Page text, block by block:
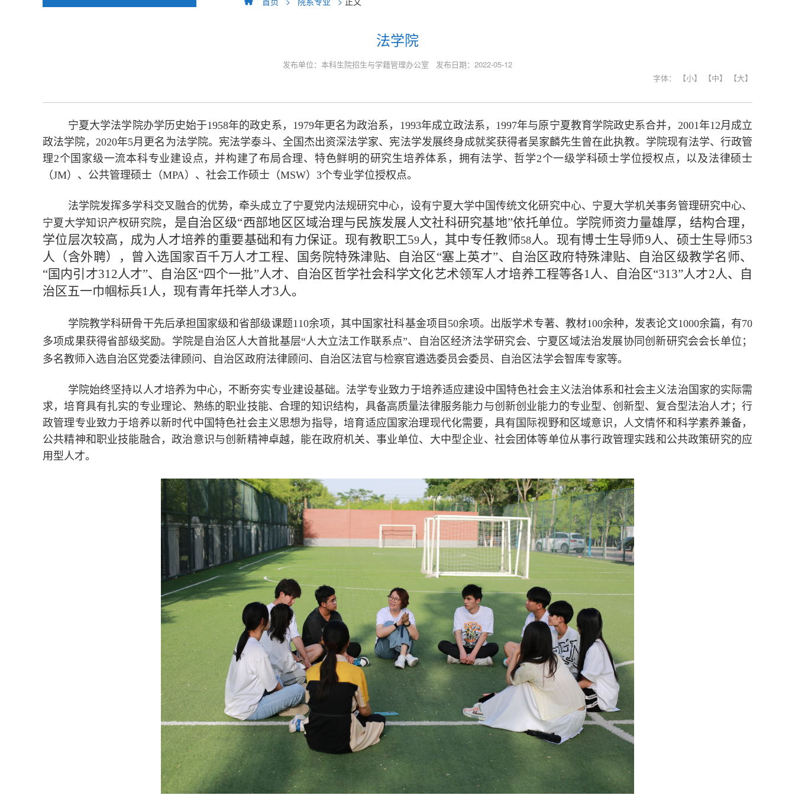
法学院
发布单位：本科生院招生与学籍管理办公室 发布日期：2022-05-12
字体：
【小】 【中】 【大】
宁夏大学法学院办学历史始于1958年的政史系，1979年更名为政治系，1993年成立政法系，1997年与原宁夏教育学院政史系合并，2001年12月成立
政法学院，2020年5月更名为法学院。宪法学泰斗、全国杰出资深法学家、宪法学发展终身成就奖获得者吴家麟先生曾在此执教。学院现有法学、行政管
理2个国家级一流本科专业建设点，并构建了布局合理、特色鲜明的研究生培养体系，拥有法学、哲学2个一级学科硕士学位授权点，以及法律硕士
（JM）、公共管理硕士（MPA）、社会工作硕士（MSW）3个专业学位授权点。
法学院发挥多学科交叉融合的优势，牵头成立了宁夏党内法规研究中心，设有宁夏大学中国传统文化研究中心、宁夏大学机关事务管理研究中心、
宁夏大学知识产权研究院， 是自治区级“西部地区区域治理与民族发展人文社科研究基地”依托单位。学院师资力量雄厚，结构合理，
学位层次较高，成为人才培养的重要基础和有力保证。现有教职工59人，其中专任教师58人。现有博士生导师9人、硕士生导师53
人（含外聘），曾入选国家百千万人才工程、国务院特殊津贴、自治区“塞上英才”、自治区政府特殊津贴、自治区级教学名师、
“国内引才312人才”、自治区“四个一批”人才、自治区哲学社会科学文化艺术领军人才培养工程等各1人、自治区“313”人才2人、自
治区五一巾帼标兵1人，现有青年托举人才3人。
学院教学科研骨干先后承担国家级和省部级课题110余项，其中国家社科基金项目 50余项。出版学术专著、教材100余种，发表论文1000余篇，有70
多项成果获得省部级奖励。学院是自治区人大首批基层“人大立法工作联系点”、自治区经济法学研究会、宁夏区域法治发展协同创新研究会会长单位；
多名教师入选自治区党委法律顾问、自治区政府法律顾问、自治区法官与检察官遴选委员会委员、自治区法学会智库专家等。
学院始终坚持以人才培养为中心，不断夯实专业建设基础。法学专业致力于培养适应建设中国特色社会主义法治体系和社会主义法治国家的实际需
求，培育具有扎实的专业理论、熟练的职业技能、合理的知识结构，具备高质量法律服务能力与创新创业能力的专业型、创新型、复合型法治人才；行
政管理专业致力于培养以新时代中国特色社会主义思想为指导，培育适应国家治理现代化需要，具有国际视野和区域意识，人文情怀和科学素养兼备，
公共精神和职业技能融合，政治意识与创新精神卓越，能在政府机关、事业单位、大中型企业、社会团体等单位从事行政管理实践和公共政策研究的应
用型人才。